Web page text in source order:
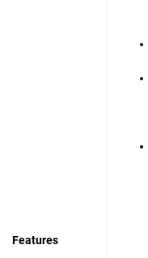
Features